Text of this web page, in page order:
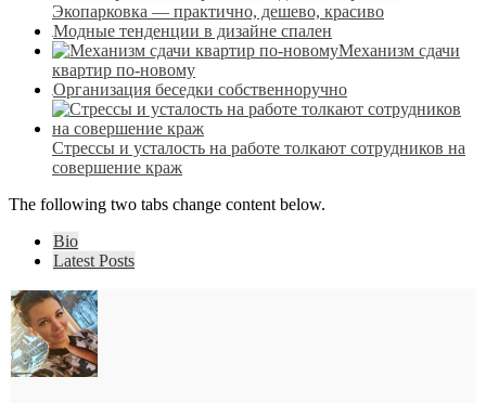
Экопарковка — практично, дешево, красиво
Модные тенденции в дизайне спален
Механизм сдачи
квартир по-новому
Организация беседки собственноручно
Стрессы и усталость на работе толкают сотрудников на
совершение краж
The following two tabs change content below.
Bio
Latest Posts